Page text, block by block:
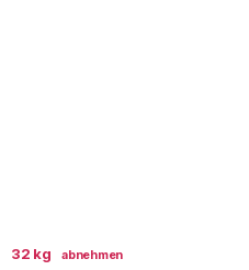
32 kg abnehmen